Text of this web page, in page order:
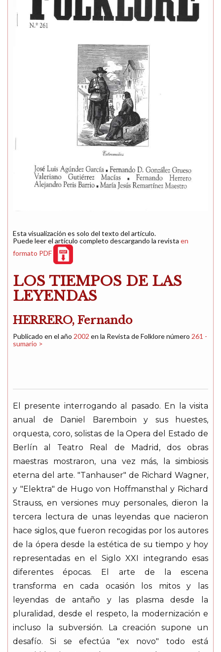
Esta visualización es solo del texto del artículo.
Puede leer el artículo completo descargando la revista en
formato PDF
LOS TIEMPOS DE LAS
LEYENDAS
HERRERO, Fernando
Publicado en el año 2002 en la Revista de Folklore número 261 -
sumario >
El presente interrogando al pasado. En la visita
anual de Daniel Baremboin y sus huestes,
orquesta, coro, solistas de la Opera del Estado de
Berlín al Teatro Real de Madrid, dos obras
maestras mostraron, una vez más, la simbiosis
eterna del arte. "Tanhauser" de Richard Wagner,
y "Elektra" de Hugo von Hoffmansthal y Richard
Strauss, en versiones muy personales, dieron la
tercera lectura de unas leyendas que nacieron
hace siglos, que fueron recogidas por los autores
de la ópera desde la estética de su tiempo y hoy
representadas en el Siglo XXI integrando esas
diferentes épocas. El arte de la escena
transforma en cada ocasión los mitos y las
leyendas de antaño y las plasma desde la
pluralidad, desde el respeto, la modernización e
incluso la subversión. La creación supone un
desafío. Si se efectúa "ex novo" todo está